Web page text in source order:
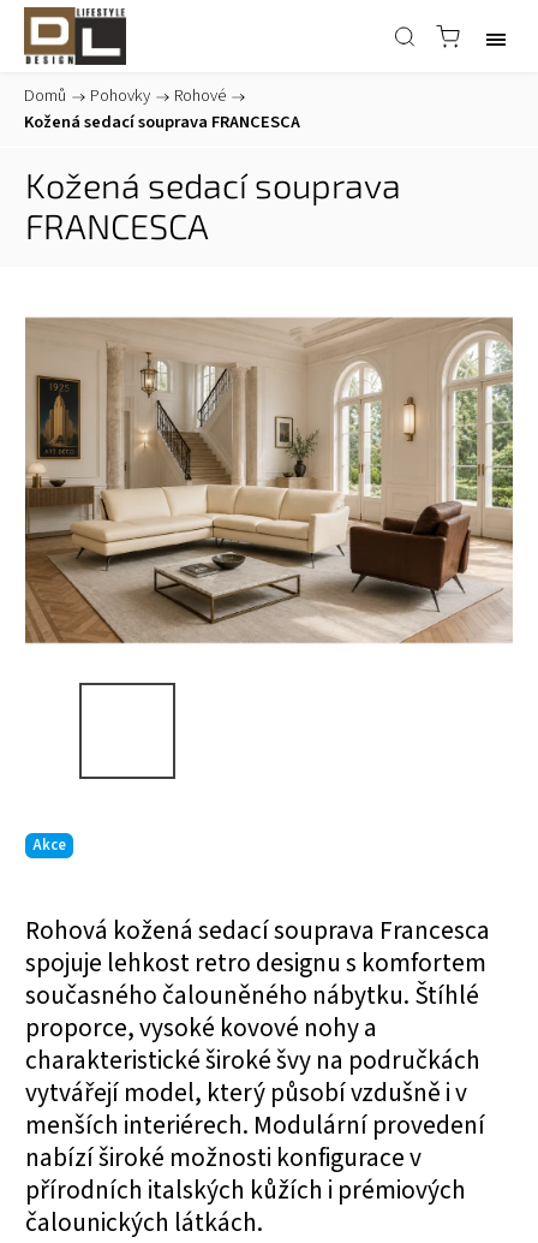
Domů / Pohovky / Rohové /
Kožená sedací souprava FRANCESCA
Kožená sedací souprava
FRANCESCA
Rohová kožená sedací souprava Francesca
spojuje lehkost retro designu s komfortem
současného čalouněného nábytku. Štíhlé
proporce, vysoké kovové nohy a
charakteristické široké švy na područkách
vytvářejí model, který působí vzdušně i v
menších interiérech. Modulární provedení
nabízí široké možnosti konfigurace v
přírodních italských kůžích i prémiových
čalounických látkách.
Akce